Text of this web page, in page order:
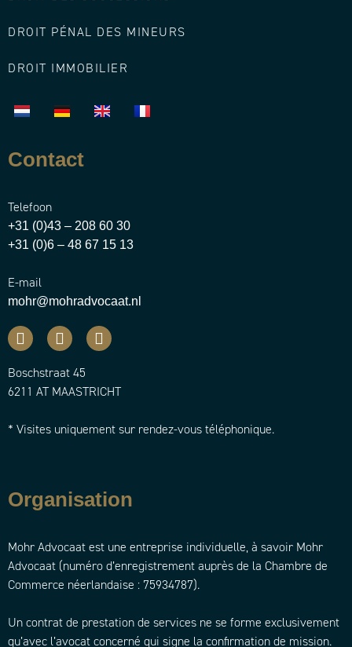
DROIT PÉNAL DES MINEURS
DROIT IMMOBILIER
Contact
Telefoon
+31 (0)43 – 208 60 30
+31 (0)6 – 48 67 15 13
E-mail
mohr@mohradvocaat.nl
Boschstraat 45
6211 AT MAASTRICHT
* Visites uniquement sur rendez-vous téléphonique.
Organisation
Mohr Advocaat est une entreprise individuelle, à savoir Mohr
Advocaat (numéro d’enregistrement auprès de la Chambre de
Commerce néerlandaise : 75934787).
Un contrat de prestation de services ne se forme exclusivement
qu’avec l’avocat concerné qui signe la confirmation de mission.